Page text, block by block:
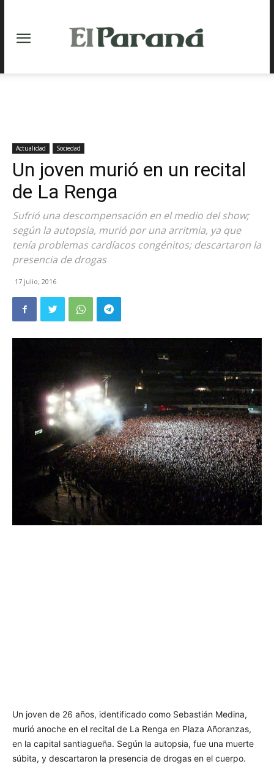
Actualidad Sociedad
Un joven murió en un recital
de La Renga
Sufrió una descompensación en el medio del show;
según la autopsia, murió por una arritmia, ya que
tenía problemas cardíacos congénitos; descartaron la
presencia de drogas
17 julio, 2016
Un joven de 26 años, identificado como Sebastián Medina,
murió anoche en el recital de La Renga en Plaza Añoranzas,
en la capital santiagueña. Según la autopsia, fue una muerte
súbita, y descartaron la presencia de drogas en el cuerpo.